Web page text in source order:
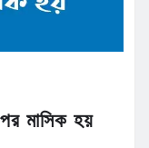
মাসিক হয়